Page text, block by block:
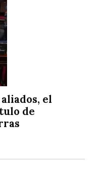
el
de